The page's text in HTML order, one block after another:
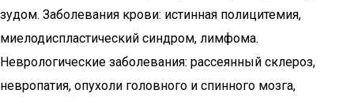
зудом. Заболевания крови: истинная полицитемия,
миелодиспластический синдром, лимфома.
Неврологические заболевания: рассеянный склероз,
невропатия, опухоли головного и спинного мозга,